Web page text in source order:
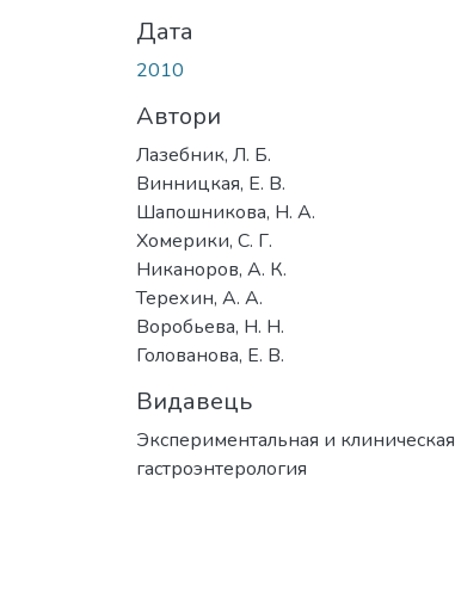
Дата
2010
Автори
Лазебник, Л. Б.
Винницкая, Е. В.
Шапошникова, Н. А.
Хомерики, С. Г.
Никаноров, А. К.
Терехин, А. А.
Воробьева, Н. Н.
Голованова, Е. В.
Видавець
Экспериментальная и клиническая
гастроэнтерология